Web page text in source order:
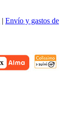
| Envío y gastos de